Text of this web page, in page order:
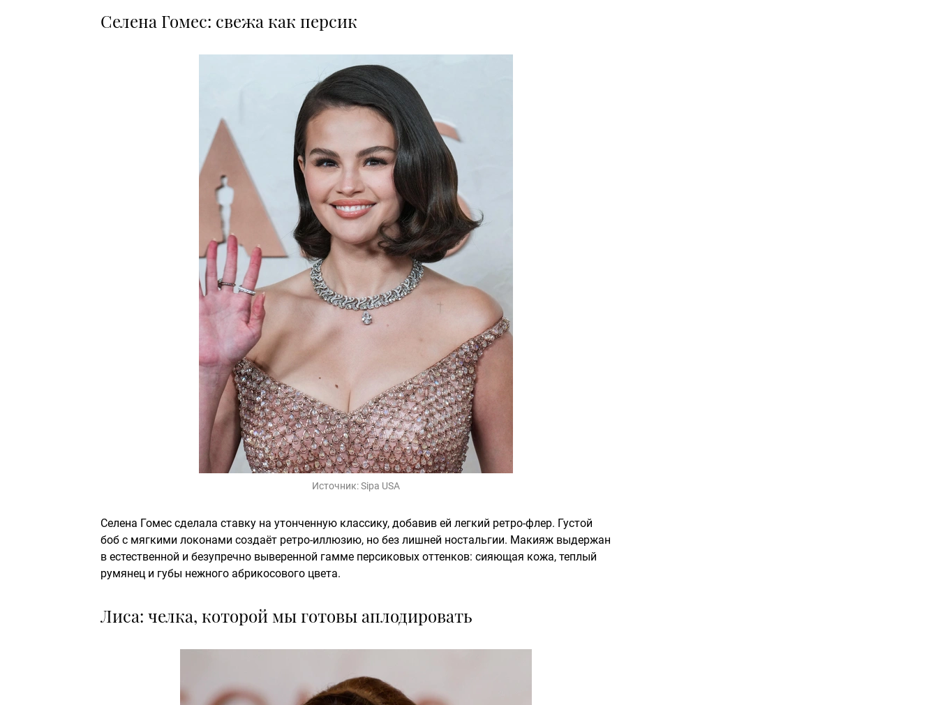
Селена Гомес: свежа как персик
Источник:Sipa USA
Селена Гомес сделала ставку на утонченную классику, добавив ей легкий ретро-флер. Густой
боб с мягкими локонами создаёт ретро-иллюзию, но без лишней ностальгии. Макияж выдержан
в естественной и безупречно выверенной гамме персиковых оттенков: сияющая кожа, теплый
румянец и губы нежного абрикосового цвета.
Лиса: челка, которой мы готовы аплодировать